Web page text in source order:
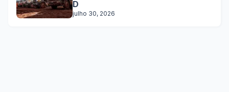
D
julho 30, 2026